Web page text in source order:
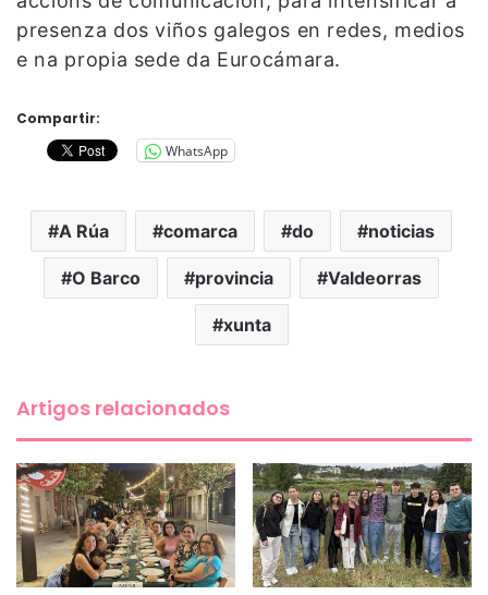
presenza dos viños galegos en redes, medios
e na propia sede da Eurocámara.
Compartir:
WhatsApp
A Rúa comarca do noticias
O Barco provincia Valdeorras
xunta
Artigos relacionados